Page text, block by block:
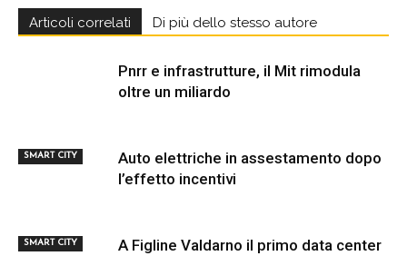
Articoli correlati Di più dello stesso autore
SMART CITY
Pnrr e infrastrutture, il Mit rimodula
oltre un miliardo
SMART CITY
Auto elettriche in assestamento dopo
l’effetto incentivi
A Figline Valdarno il primo data center